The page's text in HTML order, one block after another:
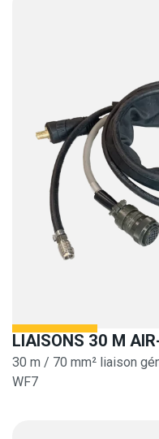
LIAISONS 30 M
30 m / 70 mm² liaison
WF7